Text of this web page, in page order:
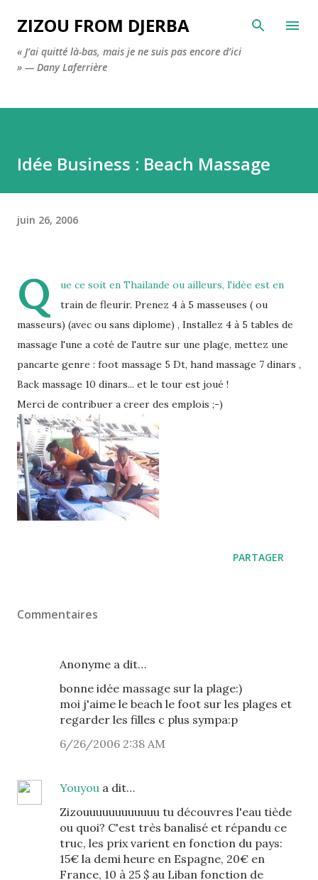
Accéder au contenu principal
ZIZOU FROM DJERBA
« J’ai quitté là-bas, mais je ne suis pas encore d’ici
» — Dany Laferrière
Idée Business : Beach Massage
juin 26, 2006
Q
ue ce soit en Thailande ou ailleurs, l'idée est en
train de fleurir. Prenez 4 à 5 masseuses ( ou
masseurs) (avec ou sans diplome) , Installez 4 à 5 tables de
massage l'une a coté de l'autre sur une plage, mettez une
pancarte genre : foot massage 5 Dt, hand massage 7 dinars ,
Back massage 10 dinars... et le tour est joué !
Merci de contribuer a creer des emplois ;-)
PARTAGER
Commentaires
Anonyme a dit…
bonne idée massage sur la plage:)
moi j'aime le beach le foot sur les plages et
regarder les filles c plus sympa:p
6/26/2006 2:38 AM
Youyou a dit…
Zizouuuuuuuuuuuu tu découvres l'eau tiède
ou quoi? C'est très banalisé et répandu ce
truc, les prix varient en fonction du pays:
15€ la demi heure en Espagne, 20€ en
France, 10 à 25 $ au Liban fonction de